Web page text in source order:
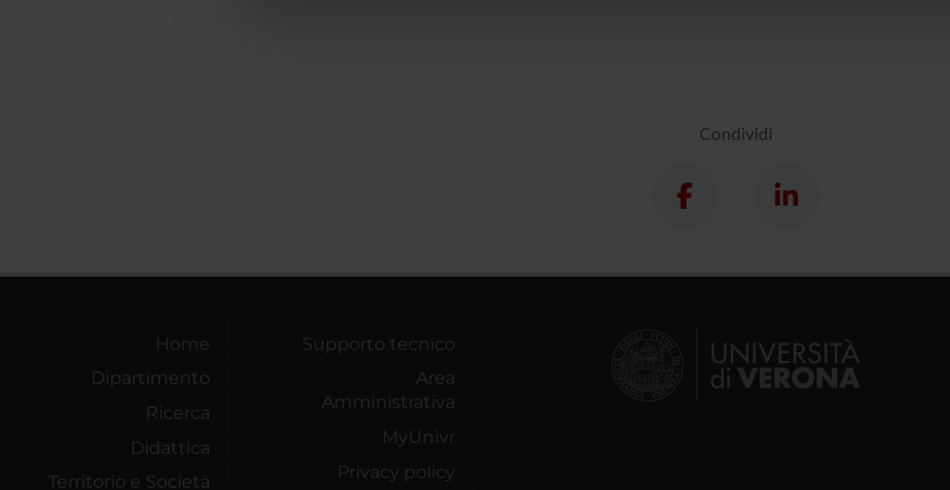
Condividi
Home
Dipartimento
Ricerca
Didattica
Territorio e Società
Supporto tecnico
Area
Amministrativa
MyUnivr
Privacy policy